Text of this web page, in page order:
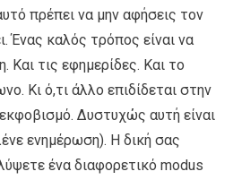
πρέπει να μην αφήσεις τον
Ένας καλός τρόπος είναι να
Και τις εφημερίδες. Και το
Κι ό,τι άλλο επιδίδεται στην
Δυστυχώς αυτή είναι
ενημέρωση). Η δική σας
ένα διαφορετικό modus